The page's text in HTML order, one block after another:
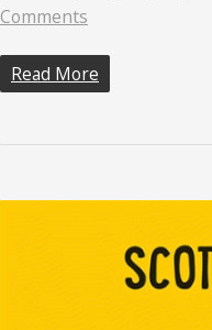
Comments
Read More